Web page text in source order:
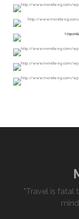
"Travel is fatal